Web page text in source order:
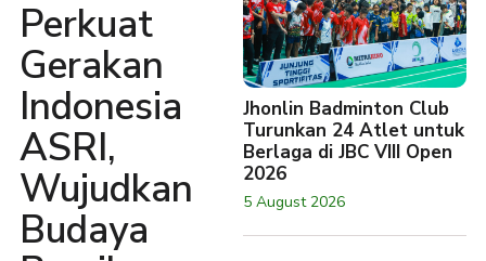
Perkuat
Gerakan
Indonesia
ASRI,
Wujudkan
Budaya
Jhonlin Badminton Club
Turunkan 24 Atlet untuk
Berlaga di JBC VIII Open
2026
5 August 2026